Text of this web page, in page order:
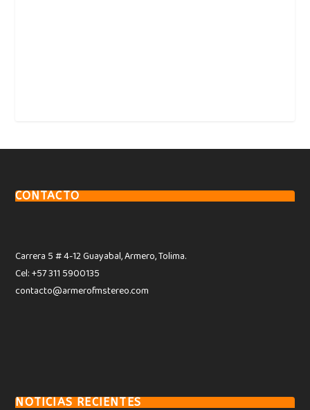
CONTACTO
Carrera 5 # 4-12 Guayabal, Armero, Tolima.
Cel: +57 311 5900135
contacto@armerofmstereo.com
NOTICIAS RECIENTES